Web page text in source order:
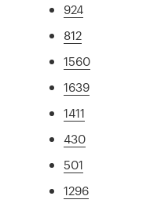
924
812
1560
1639
1411
430
501
1296